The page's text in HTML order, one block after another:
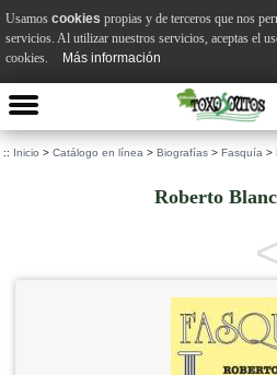
:: Inicio > Catálogo en línea > Biografías > Fasquía >
Roberto
<
Usamos cookies propias y de terceros que nos
servicios. Al utilizar nuestros servicios, aceptas el
cookies.
Más información